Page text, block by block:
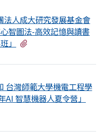
法人成大研究發展基金會
智圖法-高效記憶與讀書
」
台灣師範大學機電工程學
AI 智慧機器人夏令營」